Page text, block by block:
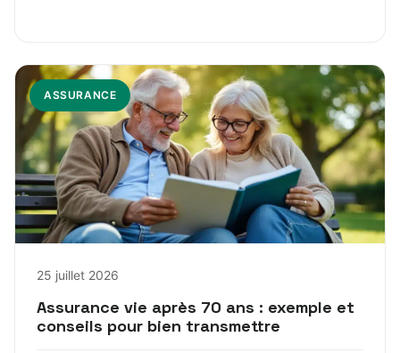
ASSURANCE
25 juillet 2026
Assurance vie après 70 ans : exemple et
conseils pour bien transmettre